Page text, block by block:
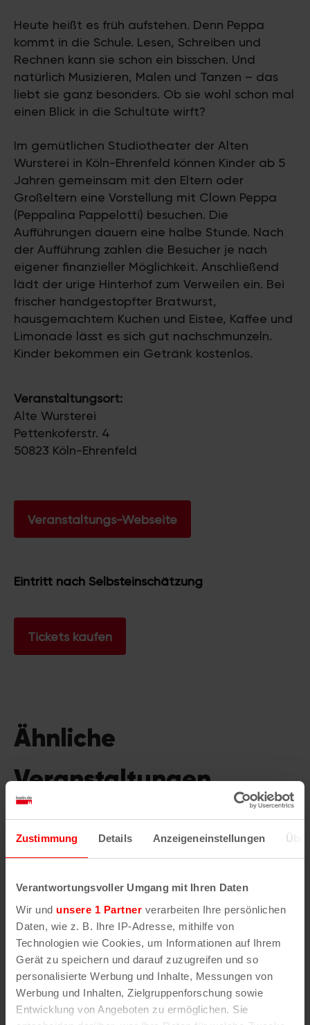
Zustimmung Details Anzeigeneinstellungen
Verantwortungsvoller Umgang mit Ihren Daten
Wir und unsere 1 Partner verarbeiten Ihre persönlichen
Daten, wie z. B. Ihre IP-Adresse, mithilfe von
Technologien wie Cookies, um Informationen auf Ihrem
Gerät zu speichern und darauf zuzugreifen und so
personalisierte Werbung und Inhalte, Messungen von
Werbung und Inhalten, Zielgruppenforschung sowie
Entwicklung von Angeboten zu ermöglichen. Sie
Heute heißt es früh aufstehen. Denn Peppa
kommt in die Schule. Lesen, Schreiben und
Rechnen kann sie schon ein bisschen. Und
natürlich Musizieren, Malen und Tanzen – das
liebt sie ganz besonders. Ob sie wohl schon mal
einen Blick in die Schultüte wirft?
Im gemütlichen Studiotheater der Alten
Wursterei in Köln-Ehrenfeld können Kinder ab 5
Jahren gemeinsam mit den Eltern oder
Großeltern eine Vorstellung mit Clown Peppa
(Peppalina Pappelotti) besuchen. Die
Aufführungen dauern eine halbe Stunde. Nach
der Aufführung zahlen die Besucher je nach
eigener finanzieller Möglichkeit. Anschließend
lädt der urige Hinterhof zum Verweilen ein. Bei
frischer handgestopfter Bratwurst,
hausgemachtem Kuchen und Eistee, Kaffee und
Limonade lässt es sich gut nachschmunzeln.
Kinder bekommen ein Getränk kostenlos.
Veranstaltungsort:
Alte Wursterei
Pettenkoferstr. 4
50823 Köln-Ehrenfeld
Veranstaltungs-Webseite
Eintritt nach Selbsteinschätzung
Tickets kaufen
Ähnliche
Veranstaltungen